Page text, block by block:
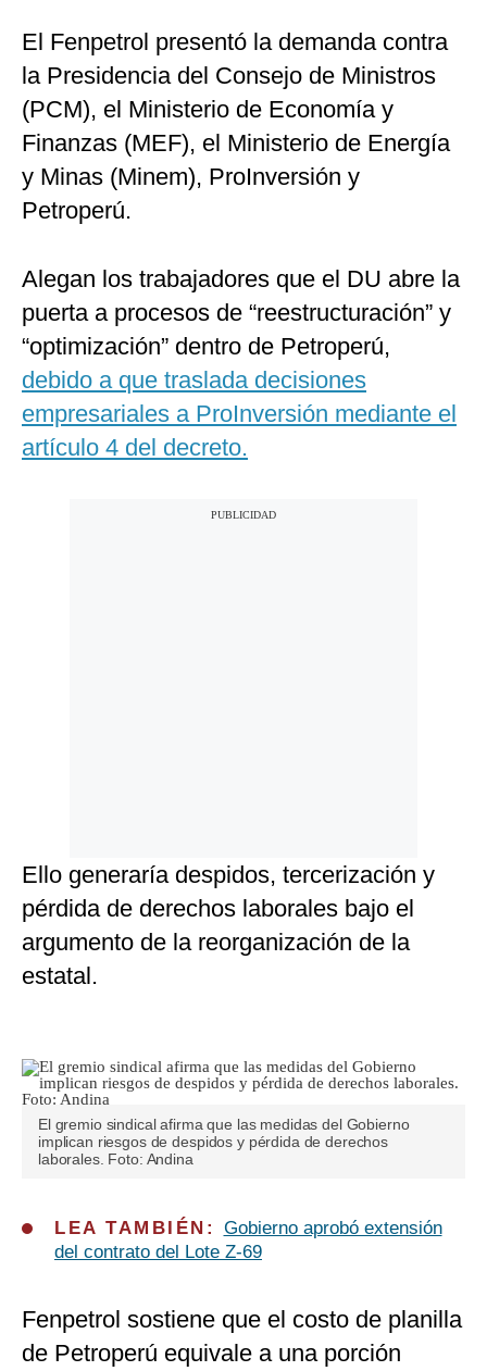
El Fenpetrol presentó la demanda contra
la Presidencia del Consejo de Ministros
(PCM), el Ministerio de Economía y
Finanzas (MEF), el Ministerio de Energía
y Minas (Minem), ProInversión y
Petroperú.
Alegan los trabajadores que el DU abre la
puerta a procesos de “reestructuración” y
“optimización” dentro de Petroperú,
debido a que traslada decisiones
empresariales a ProInversión mediante el
artículo 4 del decreto.
Ello generaría despidos, tercerización y
pérdida de derechos laborales bajo el
argumento de la reorganización de la
estatal.
El gremio sindical afirma que las medidas del Gobierno
implican riesgos de despidos y pérdida de derechos
laborales. Foto: Andina
LEA TAMBIÉN: Gobierno aprobó extensión
del contrato del Lote Z-69
Fenpetrol sostiene que el costo de planilla
de Petroperú equivale a una porción